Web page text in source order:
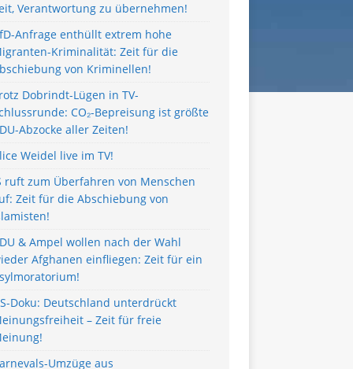
Verantwortung zu übernehmen!
Anfrage enthüllt extrem hohe
Kriminalität: Zeit für die
von Kriminellen!
Dobrindt-Lügen in TV-
CO₂-Bepreisung ist größte
Abzocke aller Zeiten!
Weidel live im TV!
ruft zum Überfahren von Menschen
Zeit für die Abschiebung von
& Ampel wollen nach der Wahl
Afghanen einfliegen: Zeit für ein
Doku: Deutschland unterdrückt
– Zeit für freie
Umzüge aus